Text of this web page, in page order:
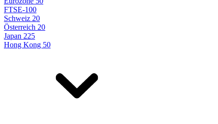
FTSE-100
Schweiz 20
Österreich 20
Japan 225
Hong Kong 50